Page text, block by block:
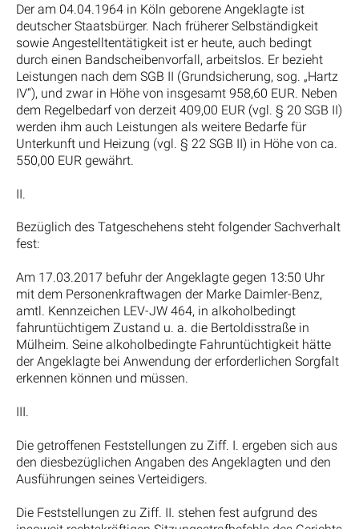
Der am 04.04.1964 in Köln geborene Angeklagte ist
deutscher Staatsbürger. Nach früherer Selbständigkeit
sowie Angestelltentätigkeit ist er heute, auch bedingt
durch einen Bandscheibenvorfall, arbeitslos. Er bezieht
Leistungen nach dem SGB II (Grundsicherung, sog. „Hartz
IV“), und zwar in Höhe von insgesamt 958,60 EUR. Neben
dem Regelbedarf von derzeit 409,00 EUR (vgl. § 20 SGB II)
werden ihm auch Leistungen als weitere Bedarfe für
Unterkunft und Heizung (vgl. § 22 SGB II) in Höhe von ca.
550,00 EUR gewährt.
II.
Bezüglich des Tatgeschehens steht folgender Sachverhalt
fest:
Am 17.03.2017 befuhr der Angeklagte gegen 13:50 Uhr
mit dem Personenkraftwagen der Marke Daimler-Benz,
amtl. Kennzeichen LEV-JW 464, in alkoholbedingt
fahruntüchtigem Zustand u. a. die Bertoldisstraße in
Mülheim. Seine alkoholbedingte Fahruntüchtigkeit hätte
der Angeklagte bei Anwendung der erforderlichen Sorgfalt
erkennen können und müssen.
III.
Die getroffenen Feststellungen zu Ziff. I. ergeben sich aus
den diesbezüglichen Angaben des Angeklagten und den
Ausführungen seines Verteidigers.
Die Feststellungen zu Ziff. II. stehen fest aufgrund des